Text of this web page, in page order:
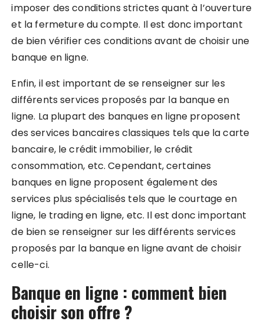
imposer des conditions strictes quant à l’ouverture
et la fermeture du compte. Il est donc important
de bien vérifier ces conditions avant de choisir une
banque en ligne.
Enfin, il est important de se renseigner sur les
différents services proposés par la banque en
ligne. La plupart des banques en ligne proposent
des services bancaires classiques tels que la carte
bancaire, le crédit immobilier, le crédit
consommation, etc. Cependant, certaines
banques en ligne proposent également des
services plus spécialisés tels que le courtage en
ligne, le trading en ligne, etc. Il est donc important
de bien se renseigner sur les différents services
proposés par la banque en ligne avant de choisir
celle-ci.
Banque en ligne : comment bien
choisir son offre ?